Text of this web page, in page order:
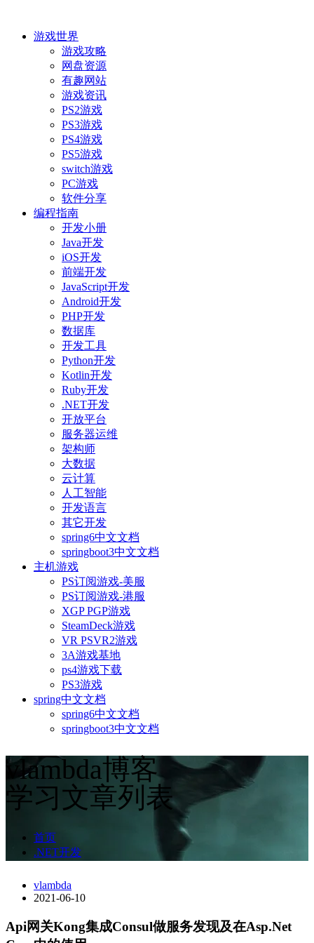
游戏世界
游戏攻略
网盘资源
有趣网站
游戏资讯
PS2游戏
PS3游戏
PS4游戏
PS5游戏
switch游戏
PC游戏
软件分享
编程指南
开发小册
Java开发
iOS开发
前端开发
JavaScript开发
Android开发
PHP开发
数据库
开发工具
Python开发
Kotlin开发
Ruby开发
.NET开发
开放平台
服务器运维
架构师
大数据
云计算
人工智能
开发语言
其它开发
spring6中文文档
springboot3中文文档
主机游戏
PS订阅游戏-美服
PS订阅游戏-港服
XGP PGP游戏
SteamDeck游戏
VR PSVR2游戏
3A游戏基地
ps4游戏下载
PS3游戏
spring中文文档
spring6中文文档
springboot3中文文档
vlambda博客
学习文章列表
首页
.NET开发
vlambda
2021-06-10
Api网关Kong集成Consul做服务发现及在Asp.Net